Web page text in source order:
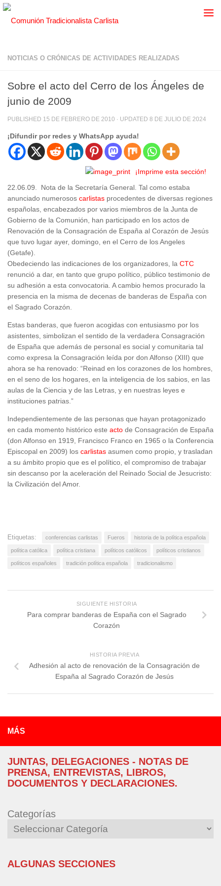
NOTICIAS O CRÓNICAS DE ACTIVIDADES REALIZADAS
Sobre el acto del Cerro de los Ángeles de
junio de 2009
PUBLISHED 15 DE FEBRERO DE 2010 · UPDATED 8 DE JULIO DE 2024
¡Difundir por redes y WhatsApp ayuda!
¡Imprime esta sección!
22.06.09. Nota de la Secretaría General. Tal como estaba
anunciado numerosos carlistas procedentes de diversas regiones
españolas, encabezados por varios miembros de la Junta de
Gobierno de la Comunión, han participado en los actos de
Renovación de la Consagración de España al Corazón de Jesús
que tuvo lugar ayer, domingo, en el Cerro de los Angeles
(Getafe).
Obedeciendo las indicaciones de los organizadores, la CTC
renunció a dar, en tanto que grupo político, público testimonio de
su adhesión a esta convocatoria. A cambio hemos procurado la
presencia en la misma de decenas de banderas de España con
el Sagrado Corazón.
Estas banderas, que fueron acogidas con entusiasmo por los
asistentes, simbolizan el sentido de la verdadera Consagración
de España que además de personal es social y comunitaria tal
como expresa la Consagración leída por don Alfonso (XIII) que
ahora se ha renovado: “Reinad en los corazones de los hombres,
en el seno de los hogares, en la inteligencia de los sabios, en las
aulas de la Ciencia y de las Letras, y en nuestras leyes e
instituciones patrias.”
Independientemente de las personas que hayan protagonizado
en cada momento histórico este acto de Consagración de España
(don Alfonso en 1919, Francisco Franco en 1965 o la Conferencia
Episcopal en 2009) los carlistas asumen como propio, y trasladan
a su ámbito propio que es el político, el compromiso de trabajar
sin descanso por la aceleración del Reinado Social de Jesucristo:
la Civilización del Amor.
Etiquetas: conferencias carlistas Fueros historia de la política española
política católica política cristiana políticos católicos políticos cristianos
políticos españoles tradición política española tradicionalismo
SIGUIENTE HISTORIA
Para comprar banderas de España con el Sagrado
Corazón
HISTORIA PREVIA
Adhesión al acto de renovación de la Consagración de
España al Sagrado Corazón de Jesús
MÁS
JUNTAS, DELEGACIONES - NOTAS DE
PRENSA, ENTREVISTAS, LIBROS,
DOCUMENTOS Y DECLARACIONES.
Categorías
ALGUNAS SECCIONES